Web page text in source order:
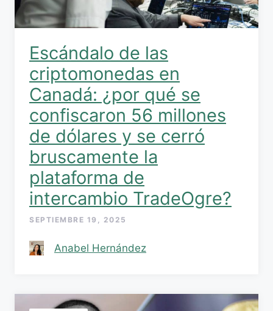
Escándalo de las
criptomonedas en
Canadá: ¿por qué se
confiscaron 56 millones
de dólares y se cerró
bruscamente la
plataforma de
intercambio TradeOgre?
SEPTIEMBRE 19, 2025
Anabel Hernández